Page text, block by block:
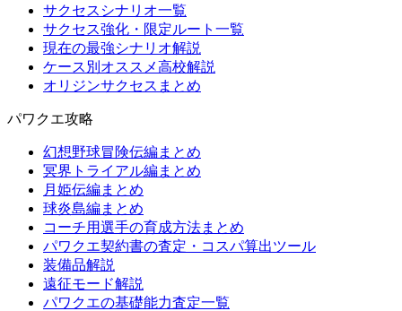
サクセスシナリオ一覧
サクセス強化・限定ルート一覧
現在の最強シナリオ解説
ケース別オススメ高校解説
オリジンサクセスまとめ
パワクエ攻略
幻想野球冒険伝編まとめ
冥界トライアル編まとめ
月姫伝編まとめ
球炎島編まとめ
コーチ用選手の育成方法まとめ
パワクエ契約書の査定・コスパ算出ツール
装備品解説
遠征モード解説
パワクエの基礎能力査定一覧